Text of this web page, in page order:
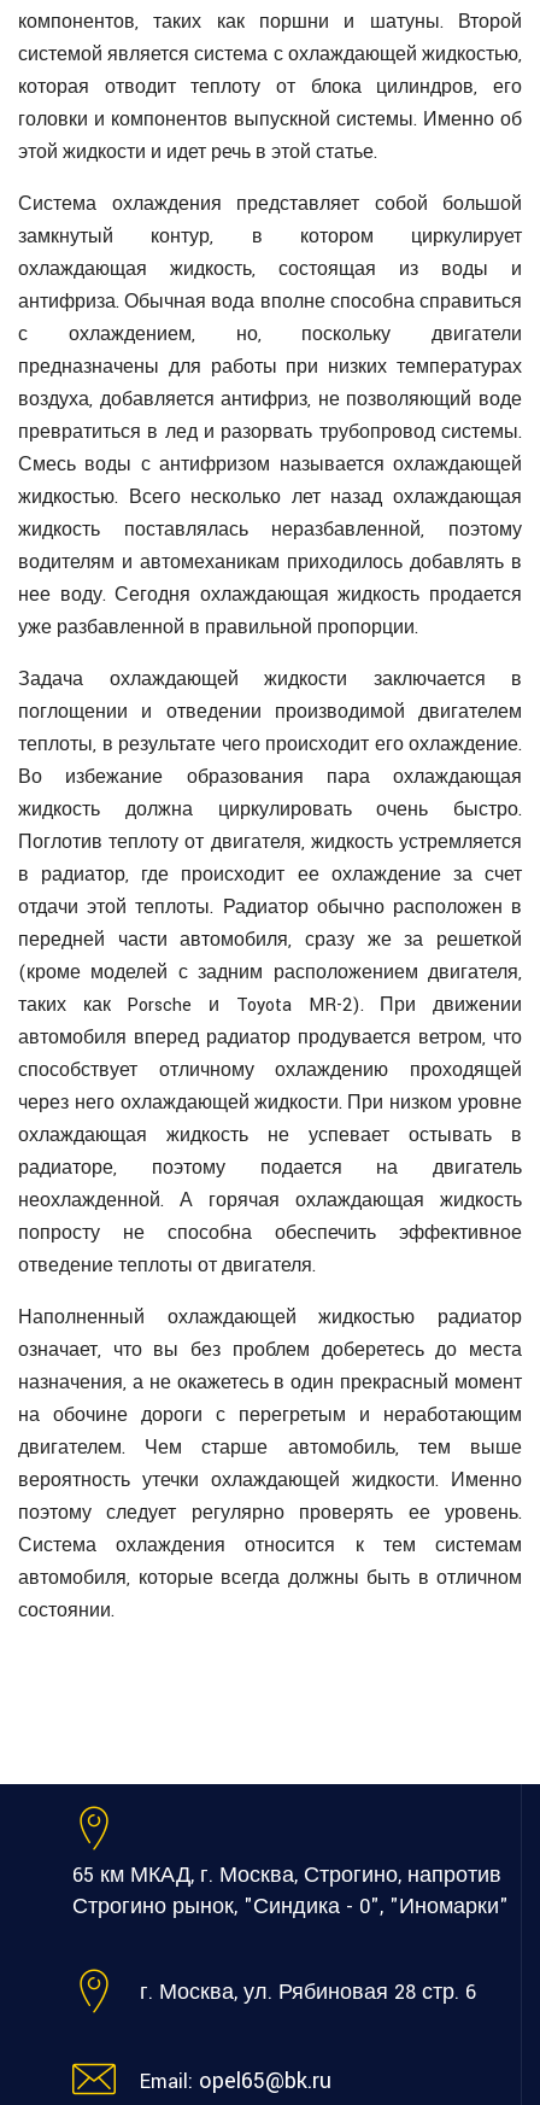
компонентов, таких как поршни и шатуны. Второй
системой является система с охлаждающей жидкостью,
которая отводит теплоту от блока цилиндров, его
головки и компонентов выпускной системы. Именно об
этой жидкости и идет речь в этой статье.
Система охлаждения представляет собой большой
замкнутый контур, в котором циркулирует
охлаждающая жидкость, состоящая из воды и
антифриза. Обычная вода вполне способна справиться
с охлаждением, но, поскольку двигатели
предназначены для работы при низких температурах
воздуха, добавляется антифриз, не позволяющий воде
превратиться в лед и разорвать трубопровод системы.
Смесь воды с антифризом называется охлаждающей
жидкостью. Всего несколько лет назад охлаждающая
жидкость поставлялась неразбавленной, поэтому
водителям и автомеханикам приходилось добавлять в
нее воду. Сегодня охлаждающая жидкость продается
уже разбавленной в правильной пропорции.
Задача охлаждающей жидкости заключается в
поглощении и отведении производимой двигателем
теплоты, в результате чего происходит его охлаждение.
Во избежание образования пара охлаждающая
жидкость должна циркулировать очень быстро.
Поглотив теплоту от двигателя, жидкость устремляется
в радиатор, где происходит ее охлаждение за счет
отдачи этой теплоты. Радиатор обычно расположен в
передней части автомобиля, сразу же за решеткой
(кроме моделей с задним расположением двигателя,
таких как Porsche и Toyota MR-2). При движении
автомобиля вперед радиатор продувается ветром, что
способствует отличному охлаждению проходящей
через него охлаждающей жидкости. При низком уровне
охлаждающая жидкость не успевает остывать в
радиаторе, поэтому подается на двигатель
неохлажденной. А горячая охлаждающая жидкость
попросту не способна обеспечить эффективное
отведение теплоты от двигателя.
Наполненный охлаждающей жидкостью радиатор
означает, что вы без проблем доберетесь до места
назначения, а не окажетесь в один прекрасный момент
на обочине дороги с перегретым и неработающим
двигателем. Чем старше автомобиль, тем выше
вероятность утечки охлаждающей жидкости. Именно
поэтому следует регулярно проверять ее уровень.
Система охлаждения относится к тем системам
автомобиля, которые всегда должны быть в отличном
состоянии.
65 км МКАД, г. Москва, Строгино, напротив
Строгино рынок, "Синдика - 0", "Иномарки"
г. Москва, ул. Рябиновая 28 стр. 6
Email: opel65@bk.ru